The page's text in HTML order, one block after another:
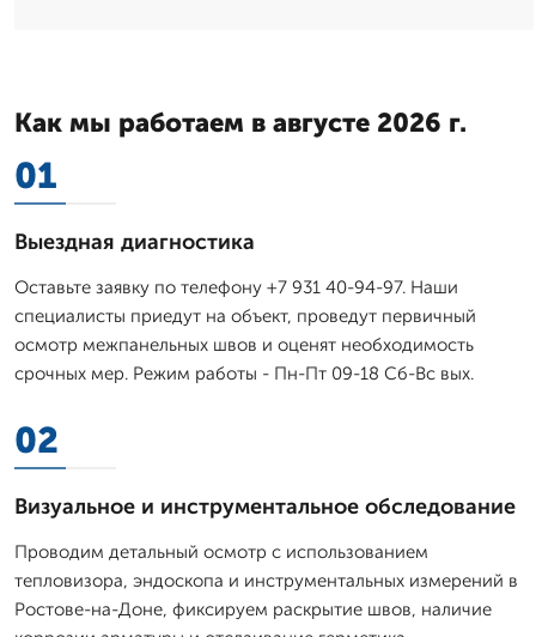
Как мы работаем в августе 2026 г.
01
Выездная диагностика
Оставьте заявку по телефону +7 931 40-94-97. Наши
специалисты приедут на объект, проведут первичный
осмотр межпанельных швов и оценят необходимость
срочных мер. Режим работы - Пн-Пт 09-18 Сб-Вс вых.
02
Визуальное и инструментальное обследование
Проводим детальный осмотр с использованием
тепловизора, эндоскопа и инструментальных измерений в
Ростове-на-Доне, фиксируем раскрытие швов, наличие